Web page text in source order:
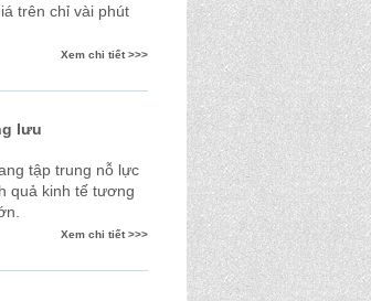
trên chỉ vài phút
Xem chi tiết >>>
lưu
tập trung nỗ lực
quả kinh tế tương
Xem chi tiết >>>